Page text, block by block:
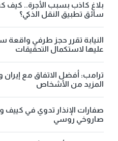
بلاغ كاذب بسبب الأجرة.. كيف
سائق تطبيق النقل الذكي؟
النيابة تقرر حجز طرفي واقعة
عليها لاستكمال التحقيقات
ترامب: أفضل الاتفاق مع
المزيد من الأشخاص
صفارات الإنذار تدوي في
صاروخي روسي